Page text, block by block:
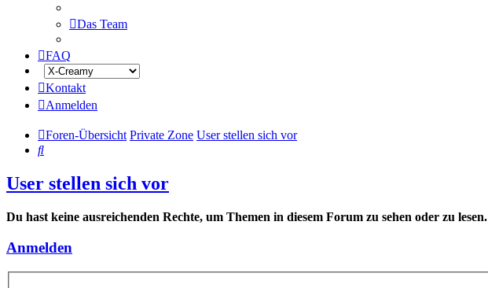
Das Team
FAQ
Kontakt
Anmelden
Foren-Übersicht Private Zone User stellen sich vor
Suche
User stellen sich vor
Du hast keine ausreichenden Rechte, um Themen in diesem Forum zu sehen oder zu lesen.
Anmelden